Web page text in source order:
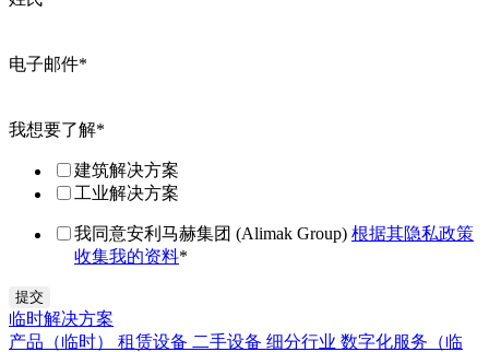
电子邮件*
我想要了解*
建筑解决方案
工业解决方案
我同意安利马赫集团 (Alimak Group) 根据其隐私政策
收集我的资料*
临时解决方案
产品（临时）
租赁设备 二手设备 细分行业 数字化服务（临